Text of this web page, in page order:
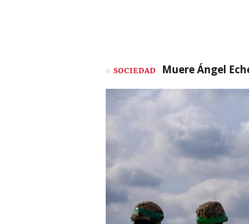
SOCIEDAD Muere Ángel